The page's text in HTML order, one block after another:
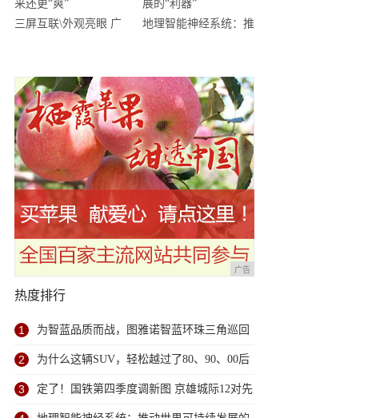
三屏互联\外观亮眼 广
地理智能神经系统：推
广告
热度排行
1 为智蓝品质而战，图雅诺智蓝环珠三角巡回
赛获五项第一
2 为什么这辆SUV，轻松越过了80、90、00后
的代沟？
3 定了！国铁第四季度调新图 京雄城际12对先